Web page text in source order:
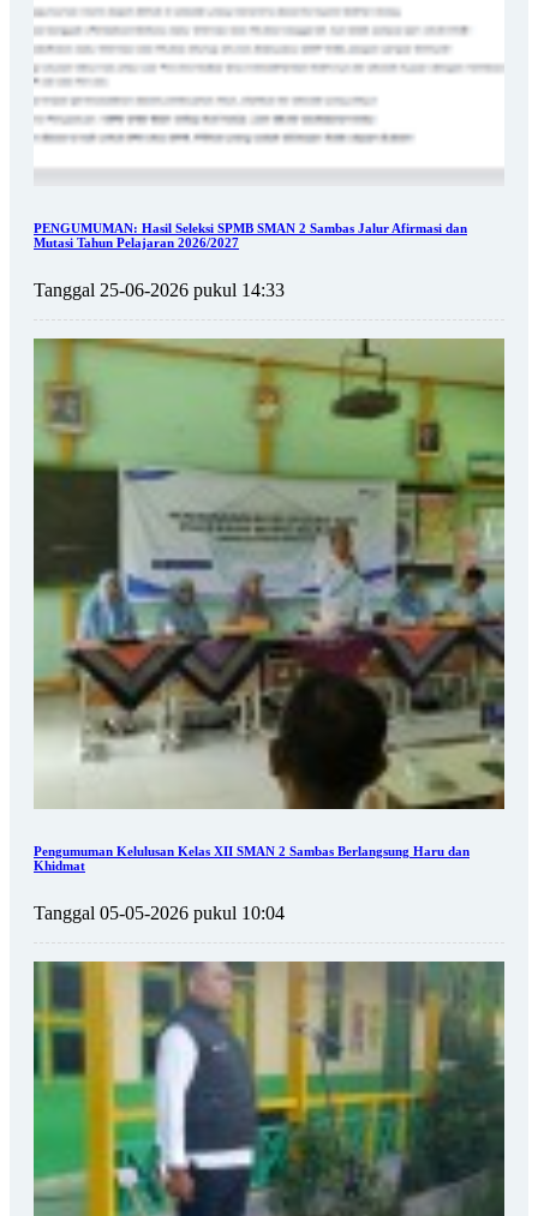
PENGUMUMAN: Hasil Seleksi SPMB SMAN 2 Sambas Jalur Afirmasi dan
Mutasi Tahun Pelajaran 2026/2027
Tanggal 25-06-2026 pukul 14:33
Pengumuman Kelulusan Kelas XII SMAN 2 Sambas Berlangsung Haru dan
Khidmat
Tanggal 05-05-2026 pukul 10:04